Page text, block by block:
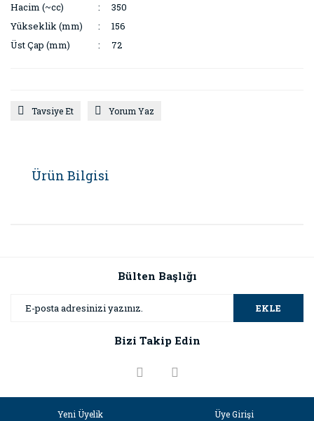
Hacim (~cc)
350
Yükseklik (mm)
156
Üst Çap (mm)
72
Tavsiye Et Yorum Yaz
Ürün Bilgisi
Bülten Başlığı
EKLE
Bizi Takip Edin
Yeni Üyelik Üye Girişi